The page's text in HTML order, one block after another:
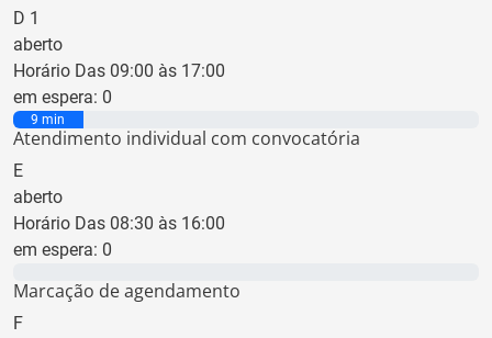
D 1
aberto
Horário Das 09:00 às 17:00
em espera: 0
9 min
Atendimento individual com convocatória
E
aberto
Horário Das 08:30 às 16:00
em espera: 0
Marcação de agendamento
F